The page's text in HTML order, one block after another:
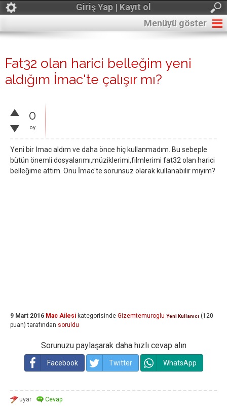
Giriş Yap | Kayıt ol
Menüyü göster
Fat32 olan harici belleğim yeni
aldığım İmac'te çalışır mı?
0
oy
Yeni bir İmac aldım ve daha önce hiç kullanmadım. Bu sebeple
bütün önemli dosyalarımı,müziklerimi,filmlerimi fat32 olan harici
belleğime attım. Onu İmac'te sorunsuz olarak kullanabilir miyim?
9 Mart 2016 Mac Ailesi kategorisinde Gizemtemuroglu Yeni Kullanıcı (120
puan) tarafından soruldu
Sorunuzu paylaşarak daha hızlı cevap alın
Facebook Twitter WhatsApp